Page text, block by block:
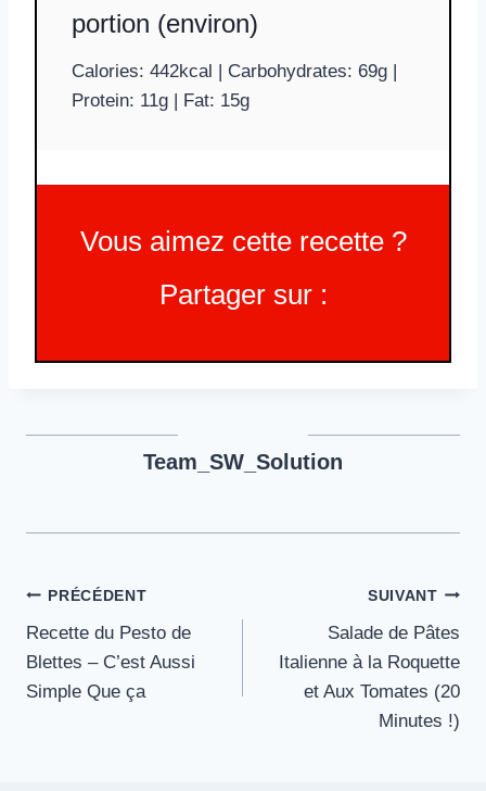
portion (environ)
Calories: 442kcal | Carbohydrates: 69g |
Protein: 11g | Fat: 15g
Vous aimez cette recette ?
Partager sur :
Team_SW_Solution
Navigation
de
l’article
PRÉCÉDENT
Recette du Pesto de
Blettes – C’est Aussi
Simple Que ça
SUIVANT
Salade de Pâtes
Italienne à la Roquette
et Aux Tomates (20
Minutes !)